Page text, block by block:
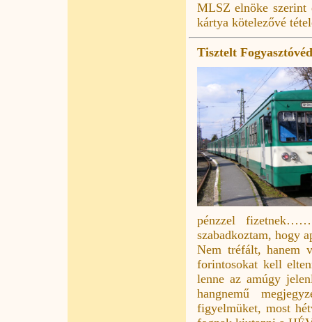
MLSZ elnöke szerint
kártya kötelezővé
Tisztelt
pénzzel
szabadkoztam, hogy
Nem tréfált, hanem
forintosokat kell
lenne az amúgy
hangnemű
figyelmüket, most